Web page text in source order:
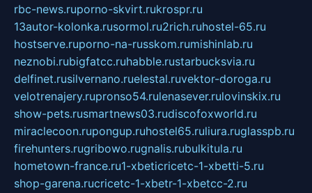
rbc-news.ruporno-skvirt.rukrospr.ru
13autor-kolonka.rusormol.ru2rich.ruhostel-65.ru
hostserve.ruporno-na-russkom.rumishinlab.ru
neznobi.rubigfatcc.ruhabble.rustarbucksvia.ru
delfinet.rusilvernano.ruelestal.ruvektor-doroga.ru
velotrenajery.rupronso54.rulenasever.rulovinskix.ru
show-pets.rusmartnews03.rudiscofoxworld.ru
miraclecoon.rupongup.ruhostel65.ruliura.ruglasspb.ru
firehunters.rugribowo.rugnalis.rubulkitula.ru
hometown-france.ru1-xbeticricetc-1-xbetti-5.ru
shop-garena.rucricetc-1-xbetr-1-xbetcc-2.ru